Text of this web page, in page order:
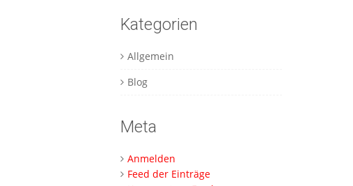
Kategorien
Allgemein
Blog
Meta
Anmelden
Feed der Einträge